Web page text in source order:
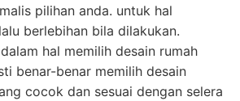
pilihan anda. untuk hal
berlebihan bila dilakukan.
hal memilih desain rumah
benar-benar memilih desain
cocok dan sesuai dengan selera